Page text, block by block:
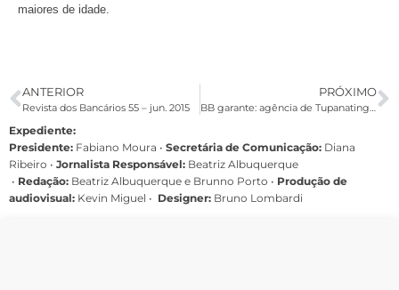
maiores de idade.
ANTERIOR
Revista dos Bancários 55 – jun. 2015
PRÓXIMO
BB garante: agência de Tupanatinga não vai fechar
Expediente:
Presidente: Fabiano Moura • Secretária de Comunicação: Diana
Ribeiro • Jornalista Responsável: Beatriz Albuquerque
• Redação: Beatriz Albuquerque e Brunno Porto • Produção de
audiovisual: Kevin Miguel • Designer: Bruno Lombardi